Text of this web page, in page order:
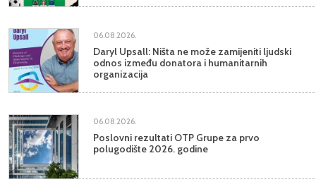
06.08.2026.
Daryl Upsall: Ništa ne može zamijeniti ljudski
odnos između donatora i humanitarnih
organizacija
06.08.2026.
Poslovni rezultati OTP Grupe za prvo
polugodište 2026. godine